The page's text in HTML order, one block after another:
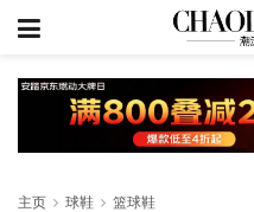
主页 球鞋 篮球鞋